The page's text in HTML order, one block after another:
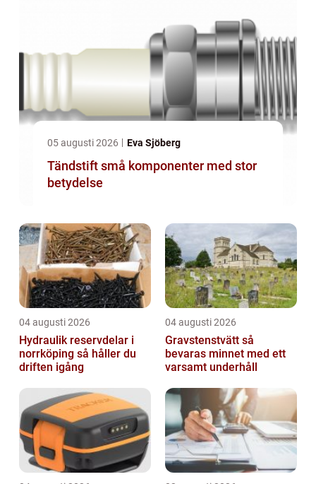
05 augusti 2026 Eva Sjöberg
Tändstift små komponenter med stor
betydelse
04 augusti 2026
Hydraulik reservdelar i
norrköping så håller du
driften igång
04 augusti 2026
Gravstenstvätt så
bevaras minnet med ett
varsamt underhåll